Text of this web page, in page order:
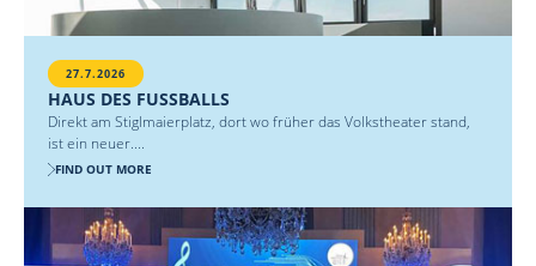
27.7.2026
HAUS DES FUSSBALLS
Direkt am Stiglmaierplatz, dort wo früher das Volkstheater stand,
ist ein neuer....
FIND OUT MORE